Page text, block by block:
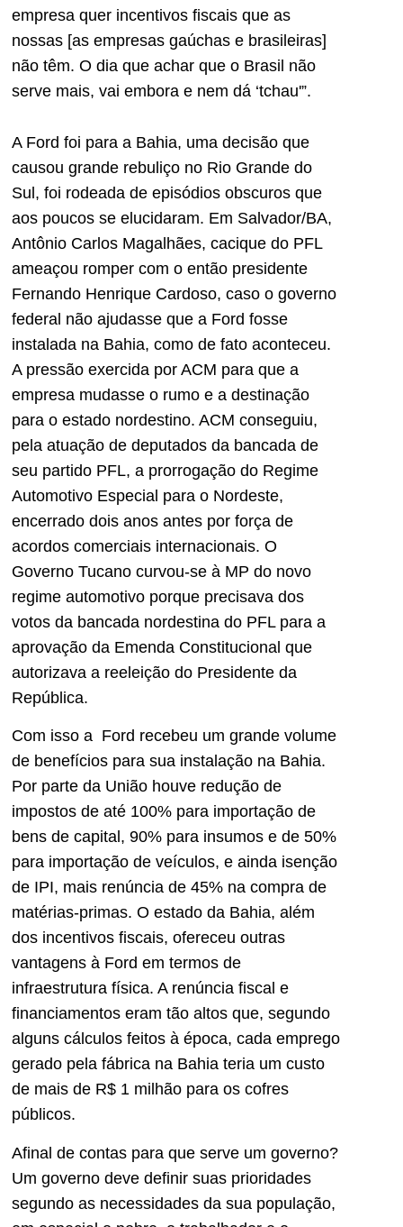
empresa quer incentivos fiscais que as
nossas [as empresas gaúchas e brasileiras]
não têm. O dia que achar que o Brasil não
serve mais, vai embora e nem dá ‘tchau'”.
A Ford foi para a Bahia, uma decisão que
causou grande rebuliço no Rio Grande do
Sul, foi rodeada de episódios obscuros que
aos poucos se elucidaram. Em Salvador/BA,
Antônio Carlos Magalhães, cacique do PFL
ameaçou romper com o então presidente
Fernando Henrique Cardoso, caso o governo
federal não ajudasse que a Ford fosse
instalada na Bahia, como de fato aconteceu.
A pressão exercida por ACM para que a
empresa mudasse o rumo e a destinação
para o estado nordestino. ACM conseguiu,
pela atuação de deputados da bancada de
seu partido PFL, a prorrogação do Regime
Automotivo Especial para o Nordeste,
encerrado dois anos antes por força de
acordos comerciais internacionais. O
Governo Tucano curvou-se à MP do novo
regime automotivo porque precisava dos
votos da bancada nordestina do PFL para a
aprovação da Emenda Constitucional que
autorizava a reeleição do Presidente da
República.
Com isso a Ford recebeu um grande volume
de benefícios para sua instalação na Bahia.
Por parte da União houve redução de
impostos de até 100% para importação de
bens de capital, 90% para insumos e de 50%
para importação de veículos, e ainda isenção
de IPI, mais renúncia de 45% na compra de
matérias-primas. O estado da Bahia, além
dos incentivos fiscais, ofereceu outras
vantagens à Ford em termos de
infraestrutura física. A renúncia fiscal e
financiamentos eram tão altos que, segundo
alguns cálculos feitos à época, cada emprego
gerado pela fábrica na Bahia teria um custo
de mais de R$ 1 milhão para os cofres
públicos.
Afinal de contas para que serve um governo?
Um governo deve definir suas prioridades
segundo as necessidades da sua população,